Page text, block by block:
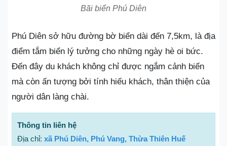
Bãi biển Phú Diên
Phú Diên sở hữu đường bờ biển dài đến 7,5km, là địa
điểm tắm biển lý tưởng cho những ngày hè oi bức.
Đến đây du khách không chỉ được ngắm cảnh biển
mà còn ấn tượng bởi tính hiếu khách, thân thiện của
người dân làng chài.
Thông tin liên hệ
Địa chỉ: xã Phú Diên, Phú Vang, Thừa Thiên Huế